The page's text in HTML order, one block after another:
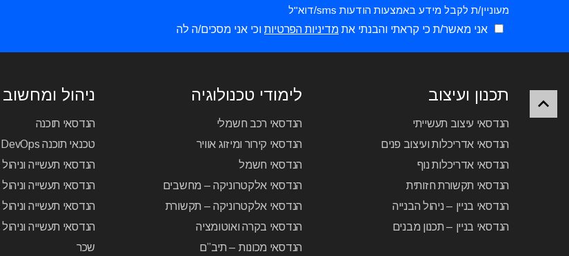
מעוניין/ת לקבל מידע באמצעות הודעות sms/דוא"ל
אני מאשר/ת כי קראתי והבנתי את מדיניות הפרטיות וכי אני מסכים/ה לה
תכנון ועיצוב
הנדסאי עיצוב תעשייתי
הנדסאי אדריכלות ועיצוב פנים
הנדסאי אדריכלות נוף
הנדסאי תקשורת חזותית
הנדסאי בניין – ניהול הבנייה
הנדסאי בניין – תכנון מבנים
לימודי טכנולוגיה
הנדסאי רכב חשמלי
הנדסאי קירור ומיזוג אוויר
הנדסאי חשמל
הנדסאי אלקטרוניקה – מחשבים
הנדסאי אלקטרוניקה – תקשורת
הנדסאי בקרה ואוטומציה
הנדסאי מכונות – תיב”ם
ניהול ומחשוב
הנדסאי תוכנה
טכנאי תוכנה DevOps
הנדסאי תעשייה
הנדסאי תעשייה
הנדסאי תעשייה
הנדסאי תעשייה
שכר